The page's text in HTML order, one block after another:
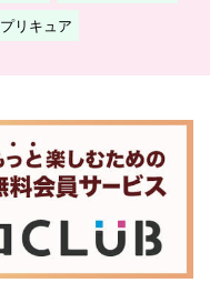
プリキュア